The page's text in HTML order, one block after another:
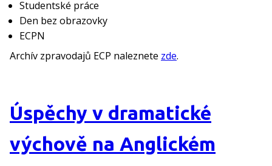
Studentské práce
Den bez obrazovky
ECPN
Archív zpravodajů ECP naleznete zde.
Úspěchy v dramatické
výchově na Anglickém